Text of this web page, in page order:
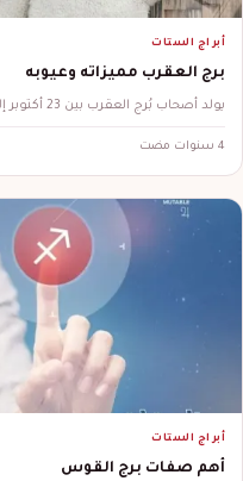
أبراج الستات
برج العقرب مميزاته وعيوبه
يولد أصحاب بُرج العقرب بين 23 أكتوبر إلى 21 نوفمبر، وينتمي إلى عنصر الماء أي…
4 سنوات مضت
أبراج الستات
أهم صفات برج القوس